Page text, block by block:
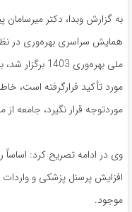
به گزارش وبدا، دکتر
همایش سراسری بهره‌وری در
ملی بهره‌وری
مورد تأکید قرارگرفته است،
موردتوجه قرار نگیرد، جامعه
وی در ادامه تصریح کرد: اساساً
افزایش پرسنل پزشکی و واردات
موجود.